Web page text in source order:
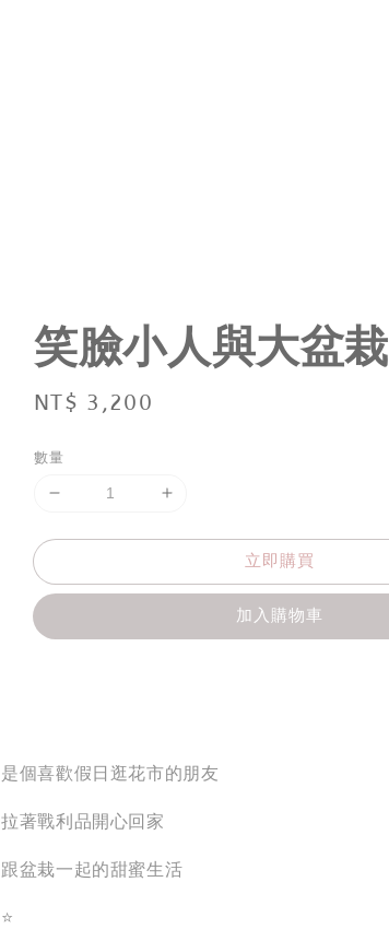
笑臉小人與大盆栽
Regular
NT$ 3,200
數量
立即購買
加入購物車
是個喜歡假日逛花市的朋友
拉著戰利品開心回家
跟盆栽一起的甜蜜生活
⭐